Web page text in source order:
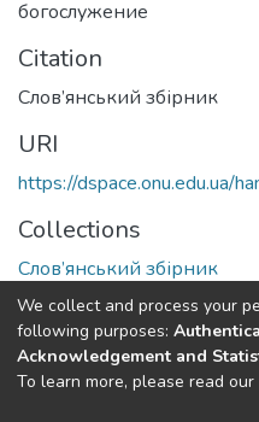
богослужение
Citation
Слов’янський збірник
URI
https://dspace.onu.edu.ua/
Collections
Слов’янський збірник
Full item page
DSpace software
We collect and process your
following purposes:
Acknowledgement and
To learn more, please read our